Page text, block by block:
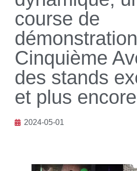
course de
Cinquième
des stands
et plus encore
2024-05-01